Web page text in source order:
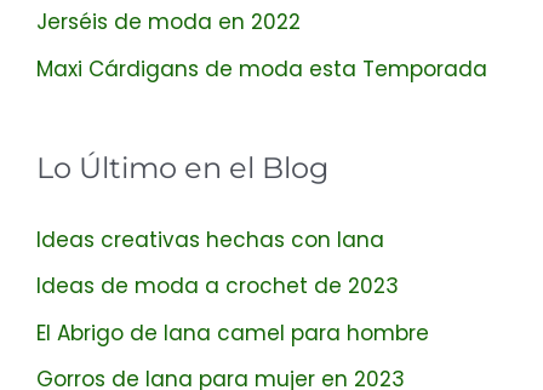
Jerséis de moda en 2022
Maxi Cárdigans de moda esta Temporada
Lo Último en el Blog
Ideas creativas hechas con lana
Ideas de moda a crochet de 2023
El Abrigo de lana camel para hombre
Gorros de lana para mujer en 2023